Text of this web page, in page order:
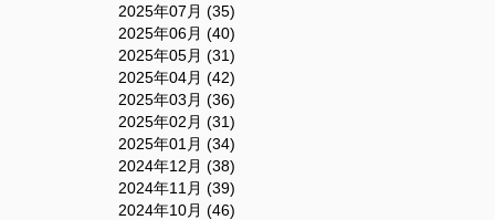
2025年07月 (35)
2025年06月 (40)
2025年05月 (31)
2025年04月 (42)
2025年03月 (36)
2025年02月 (31)
2025年01月 (34)
2024年12月 (38)
2024年11月 (39)
2024年10月 (46)